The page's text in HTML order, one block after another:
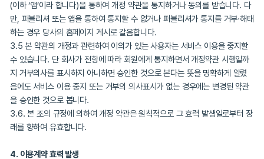
니다.
3.3. 회사가 약관을 개정할 경우에는 기존약관과 개정약관 및 개정
용일자와 개정사유를 명시하여 현행약관과 함께 그 적용일자 7일 전
용이 회원에게 불리한 경우에는 그 적용일자 30일 전)부터 적용일
합니다.
3.4. 회사는 퍼블리셔를 통하거나 사용자가 서비스를 이용할 때 어
(이하 ‘앱’이라 합니다)을 통하여 개정 약관을 통지하거나 동의를 받
만, 퍼블리셔 또는 앱을 통하여 통지할 수 없거나 퍼블리셔가 통지를
하는 경우 당사의 홈페이지 게시로 갈음합니다.
3.5 본 약관의 개정과 관련하여 이의가 있는 사용자는 서비스 이용